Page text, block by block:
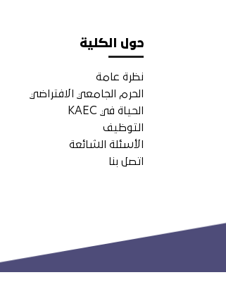
حول الكلية
نظرة عامة
الحرم الجامعي الافتراضي
الحياة في KAEC
التوظيف
الأسئلة الشائعة
اتصل بنا